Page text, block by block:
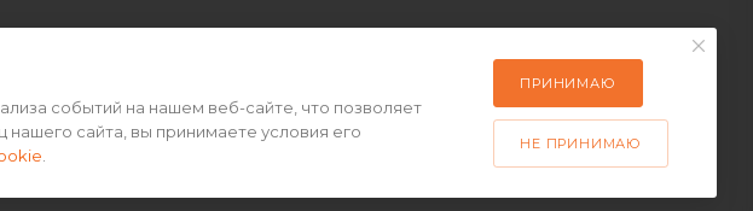
событий на нашем веб-сайте, что позволяет
сайта, вы принимаете условия его
ПРИНИМАЮ
НЕ ПРИНИМАЮ